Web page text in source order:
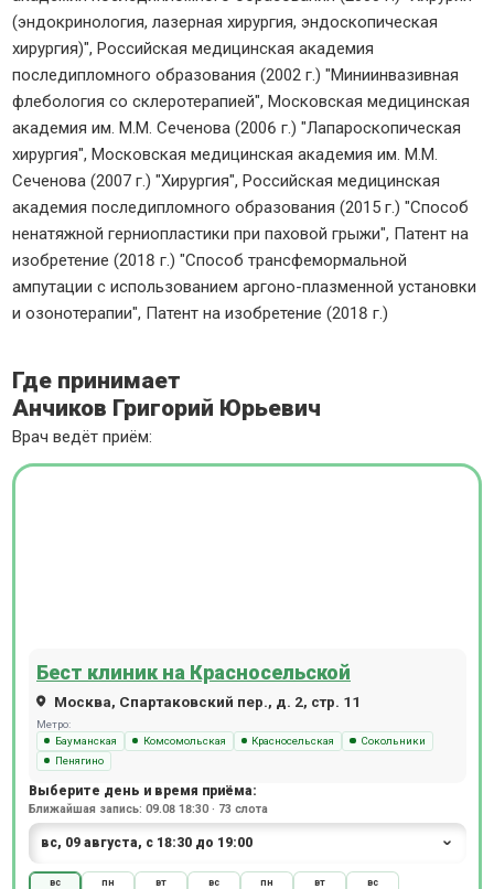
(эндокринология, лазерная хирургия, эндоскопическая
хирургия)", Российская медицинская академия
последипломного образования (2002 г.) "Миниинвазивная
флебология со склеротерапией", Московская медицинская
академия им. М.М. Сеченова (2006 г.) "Лапароскопическая
хирургия", Московская медицинская академия им. М.М.
Сеченова (2007 г.) "Хирургия", Российская медицинская
академия последипломного образования (2015 г.) "Способ
ненатяжной герниопластики при паховой грыжи", Патент на
изобретение (2018 г.) "Способ трансфемормальной
ампутации с использованием аргоно-плазменной установки
и озонотерапии", Патент на изобретение (2018 г.)
Где принимает
Анчиков Григорий Юрьевич
Врач ведёт приём:
Бест клиник на Красносельской
Москва, Спартаковский пер., д. 2, стр. 11
Метро:
Бауманская
Комсомольская Красносельская
Сокольники
Пенягино
Выберите день и время приёма:
Ближайшая запись: 09.08 18:30 · 73 слота
вс пн вт вс пн вт вс